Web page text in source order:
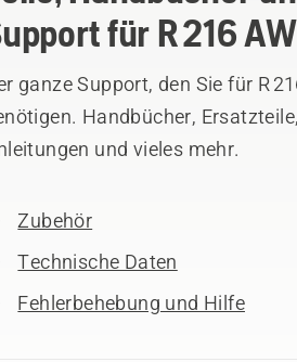
für R 216
ganze Support, den Sie für R
Handbücher,
und vieles mehr.
Zubehör
Technische Daten
Fehlerbehebung und Hilfe